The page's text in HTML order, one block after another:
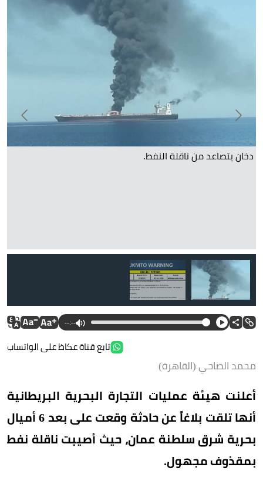
--:--
تابع قناة عكاظ على الواتساب
محمد الصاحي (القاهرة)
أعلنت هيئة عمليات التجارة البحرية البريطانية
أنها تلقت بلاغاً عن حادثة وقعت على بعد 6 أميال
بحرية شرق سلطنة عمان، حيث أصيبت ناقلة نفط
بمقذوف مجهول.